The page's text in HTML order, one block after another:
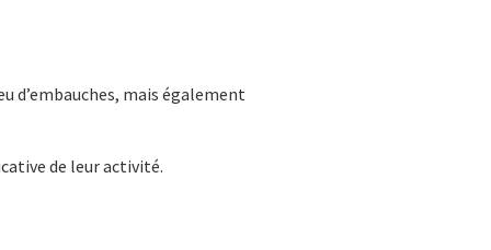
d’embauches, mais également
de leur activité.